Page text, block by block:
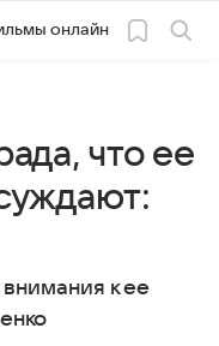
онлайн
что ее
к ее